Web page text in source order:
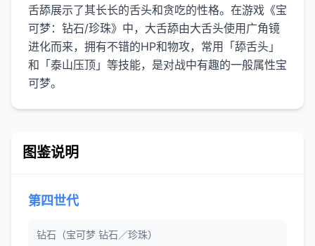
舌舔展示了其长长的舌头和贪吃的性格。在游戏《宝
可梦：钻石/珍珠》中，大舌舔由大舌头使用广角镜
进化而来，拥有不错的HP和物攻，常用「舔舌头」
和「泰山压顶」等技能，是对战中有趣的一般属性宝
图鉴说明
第四世代
钻石（宝可梦 钻石／珍珠）